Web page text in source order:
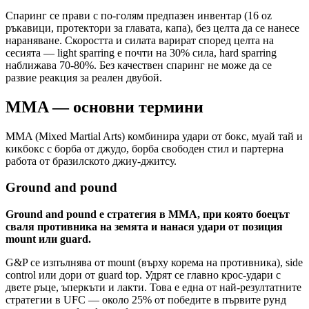
Спаринг се прави с по-голям предпазен инвентар (16 oz
ръкавици, протектори за главата, капа), без целта да се нанесе
нараняване. Скоростта и силата варират според целта на
сесията — light sparring е почти на 30% сила, hard sparring
наближава 70-80%. Без качествен спаринг не може да се
развие реакция за реален двубой.
MMA — основни термини
MMA (Mixed Martial Arts) комбинира удари от бокс, муай тай и
кикбокс с борба от джудо, борба свободен стил и партерна
работа от бразилското джиу-джитсу.
Ground and pound
Ground and pound е стратегия в MMA, при която боецът
сваля противника на земята и нанася удари от позиция
mount или guard.
G&P се изпълнява от mount (върху корема на противника), side
control или дори от guard top. Удрят се главно крос-удари с
двете ръце, ъперкъти и лакти. Това е една от най-резултатните
стратегии в UFC — около 25% от победите в първите рунд